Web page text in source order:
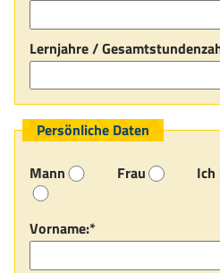
Lernjahre /
Persönliche Daten
Mann Frau Ich
Vorname:*